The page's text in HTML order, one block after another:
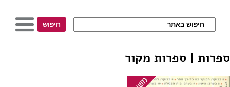
ספרות | ספרות מקור